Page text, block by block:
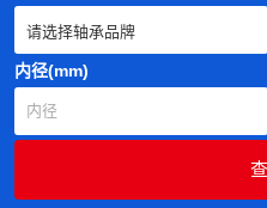
内径(mm)